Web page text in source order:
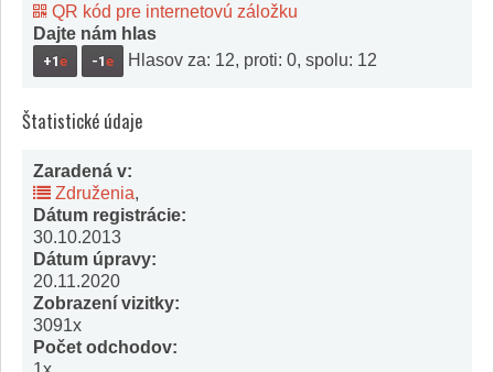
QR kód pre internetovú záložku
Dajte nám hlas
+1e -1e Hlasov za: 12, proti: 0, spolu: 12
Štatistické údaje
Zaradená v:
Združenia,
Dátum registrácie:
30.10.2013
Dátum úpravy:
20.11.2020
Zobrazení vizitky:
3091x
Počet odchodov: